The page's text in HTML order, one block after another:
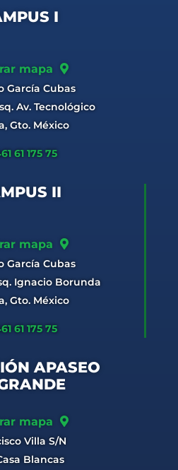
I
mapa
García Cubas
Av. Tecnológico
Gto. México
61 175 75
II
mapa
García Cubas
Ignacio Borunda
Gto. México
61 175 75
APASEO
mapa
Villa S/N
Blancas